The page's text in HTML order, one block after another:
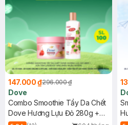
147.000 ₫296.000 ₫
Dove
Combo Smoothie Tẩy Da Chết
Dove Hương Lựu Đỏ 280g +
Sữa Tắm Lifebuoy 100g (Mẫu